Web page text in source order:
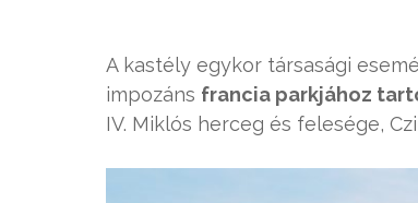
A kastély egykor társasági
impozáns francia parkjához
IV. Miklós herceg és felesége,